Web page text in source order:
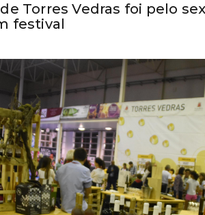
Torres Vedras foi pelo
festival